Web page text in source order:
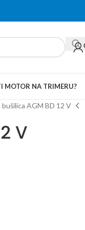
MOTOR NA TRIMERU?
AGM BD 12 V
V